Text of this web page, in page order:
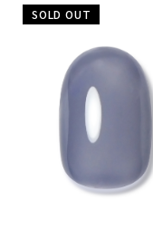
SOLD OUT